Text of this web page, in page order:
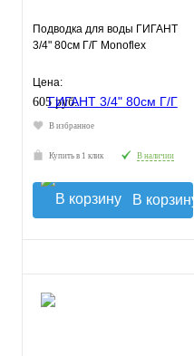
Подводка для воды ГИГАНТ
3/4" 80см Г/Г Monoflex
Цена:
605 руб.
В избранное
Купить в 1 клик В наличии
В корзину